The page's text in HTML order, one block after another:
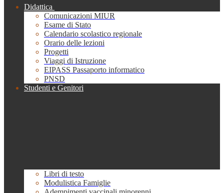
Didattica
Comunicazioni MIUR
Esame di Stato
Calendario scolastico regionale
Orario delle lezioni
Progetti
Viaggi di Istruzione
EIPASS Passaporto informatico
PNSD
Studenti e Genitori
Libri di testo
Modulistica Famiglie